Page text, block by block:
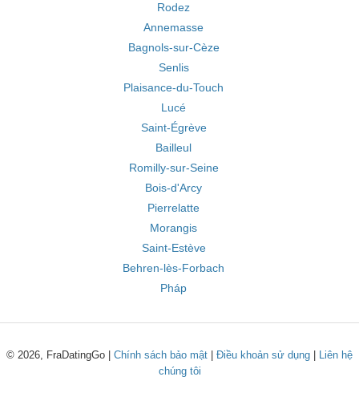
Rodez
Annemasse
Bagnols-sur-Cèze
Senlis
Plaisance-du-Touch
Lucé
Saint-Égrève
Bailleul
Romilly-sur-Seine
Bois-d'Arcy
Pierrelatte
Morangis
Saint-Estève
Behren-lès-Forbach
Pháp
© 2026, FraDatingGo | Chính sách bảo mật Điều khoản sử dụng
Liên hệ
chúng tôi